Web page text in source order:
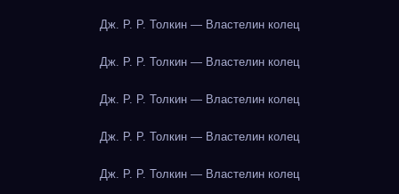
Дж. Р. Р. Толкин — Властелин колец
Дж. Р. Р. Толкин — Властелин колец
Дж. Р. Р. Толкин — Властелин колец
Дж. Р. Р. Толкин — Властелин колец
Дж. Р. Р. Толкин — Властелин колец